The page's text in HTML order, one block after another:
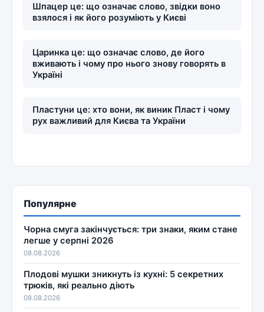
Шпацер це: що означає слово, звідки воно
взялося і як його розуміють у Києві
Царинка це: що означає слово, де його
вживають і чому про нього знову говорять в
Україні
Пластуни це: хто вони, як виник Пласт і чому
рух важливий для Києва та України
Популярне
Чорна смуга закінчується: три знаки, яким стане
легше у серпні 2026
08.08.2026
Плодові мушки зникнуть із кухні: 5 секретних
трюків, які реально діють
08.08.2026